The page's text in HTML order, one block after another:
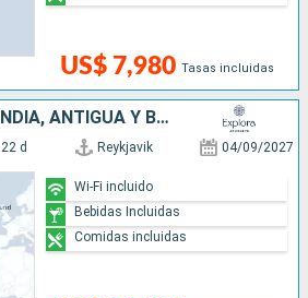
US$ 7,980 Tasas incluidas
ISLANDIA, GROENLANDIA, ANTIGUA Y BARBUDA, CANADÁ, ESTADOS UNIDOS
22 d Reykjavik 04/09/2027
Wi-Fi incluido
Bebidas Incluidas
Comidas incluidas